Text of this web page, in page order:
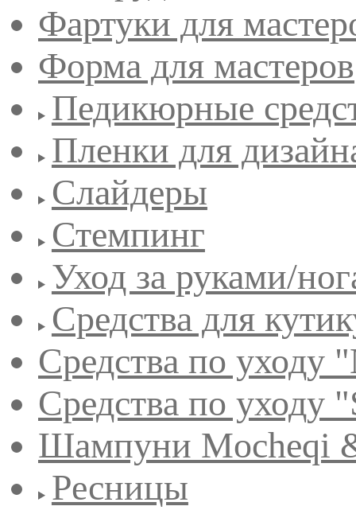
Фартуки для
Форма для мастеров
Педикюрные
Пленки для
Слайдеры
Стемпинг
Уход за руками/
Средства для
Средства по уходу
Средства по уходу
Шампуни Mocheqi
Ресницы